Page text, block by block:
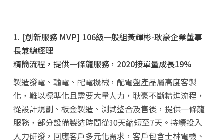
1. [創新服務 MVP] 106級一般組黃輝彬-耿豪企業董事
長兼總經理
精簡流程，提供一條龍服務，2020接單量成長19%
製造發電、輸電、配電機械，配電盤產品屬高度客製
化，難以標準化且需要大量人力，耿豪不斷精進流程，
從設計規劃、板金製造、測試整合及售後，提供一條龍
服務，部分設備製造時間從30天縮短至7天。持續投入
人力研發，回應客戶多元化需求，客戶包含士林電機、